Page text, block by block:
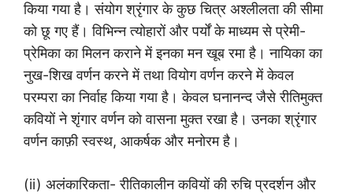
किया गया है। संयोग श्रृंगार के कुछ चित्र अश्लीलता की सीमा
को छू गए हैं। विभिन्न त्योहारों और पर्यों के माध्यम से प्रेमी-
प्रेमिका का मिलन कराने में इनका मन खूब रमा है। नायिका का
नुख-शिख वर्णन करने में तथा वियोग वर्णन करने में केवल
परम्परा का निर्वाह किया गया है। केवल घनानन्द जैसे रीतिमुक्त
कवियों ने शृंगार वर्णन को वासना मुक्त रखा है। उनका श्रृंगार
वर्णन काफ़ी स्वस्थ, आकर्षक और मनोरम है।
(ii) अलंकारिकता- रीतिकालीन कवियों की रुचि प्रदर्शन और